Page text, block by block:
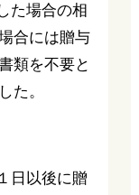
た場合の相
合には贈与
類を不要と
た。
日以後に贈